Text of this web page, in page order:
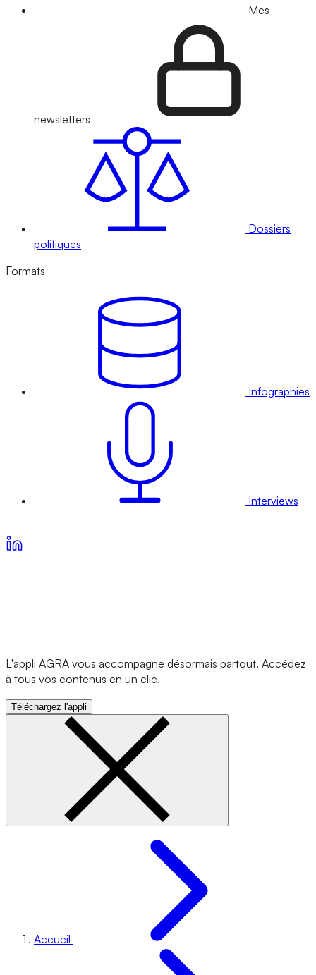
Mes
newsletters
Dossiers
politiques
Formats
Infographies
Interviews
L'appli AGRA vous accompagne désormais partout. Accédez
à tous vos contenus en un clic.
Téléchargez l'appli
Accueil